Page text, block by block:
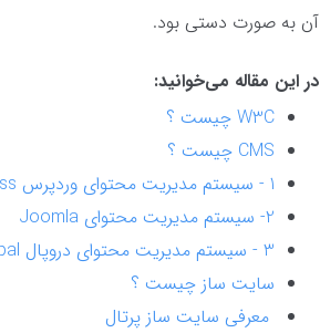
آن به صورت دستی بود.
در این مقاله می‌خوانید:
W3C چیست ؟
CMS چیست ؟
1 - سیستم مدیریت محتوای وردپرس WordPress
2- سیستم مدیریت محتوای Joomla
3 - سیستم مدیریت محتوای دروپال Drupal
سایت ساز چیست ؟
معرفی سایت ساز پرتال